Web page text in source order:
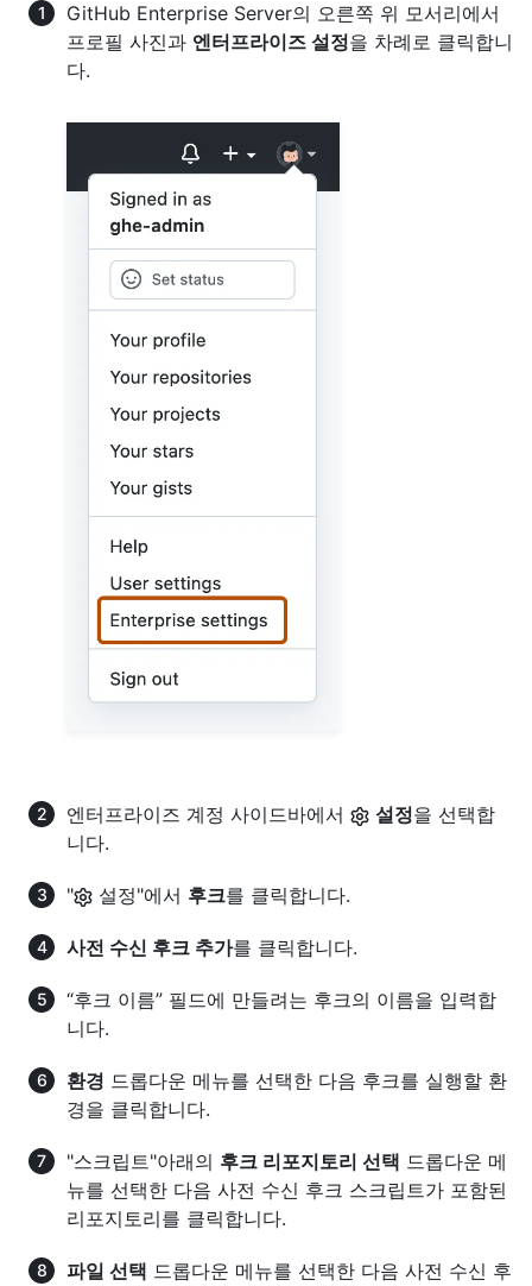
GitHub Enterprise Server의 오른쪽 위 모서리에서
프로필 사진과 엔터프라이즈 설정을 차례로 클릭합니
다.
엔터프라이즈 계정 사이드바에서 설정을 선택합
니다.
" 설정"에서 후크를 클릭합니다.
사전 수신 후크 추가를 클릭합니다.
“후크 이름” 필드에 만들려는 후크의 이름을 입력합
니다.
환경 드롭다운 메뉴를 선택한 다음 후크를 실행할 환
경을 클릭합니다.
"스크립트"아래의 후크 리포지토리 선택 드롭다운 메
뉴를 선택한 다음 사전 수신 후크 스크립트가 포함된
리포지토리를 클릭합니다.
파일 선택 드롭다운 메뉴를 선택한 다음 사전 수신 후